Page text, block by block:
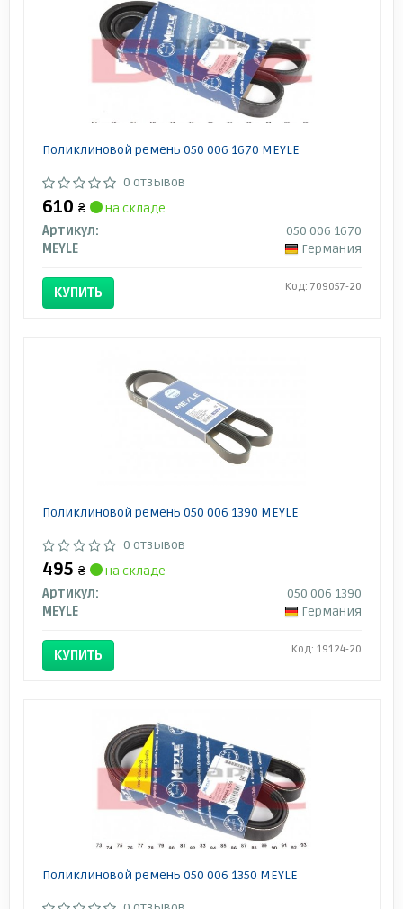
Поликлиновой ремень 050 006 1670 MEYLE
0 отзывов
610 ₴
на складе
Артикул:
050 006 1670
MEYLE
Германия
КУПИТЬ Код: 709057-20
Поликлиновой ремень 050 006 1390 MEYLE
0 отзывов
495 ₴
на складе
Артикул:
050 006 1390
MEYLE
Германия
КУПИТЬ Код: 19124-20
Поликлиновой ремень 050 006 1350 MEYLE